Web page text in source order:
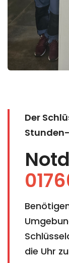
Der
die Uhr